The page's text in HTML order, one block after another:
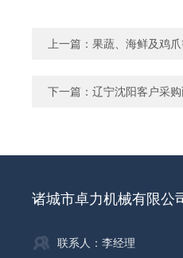
上一篇： 果蔬、海鲜及鸡
下一篇： 辽宁沈阳客户采
诸城市卓力机械有限公
联系人：李经理